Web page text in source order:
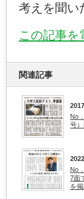
考えを聞い
この記事を
関連記事
No
号
No
7面
を